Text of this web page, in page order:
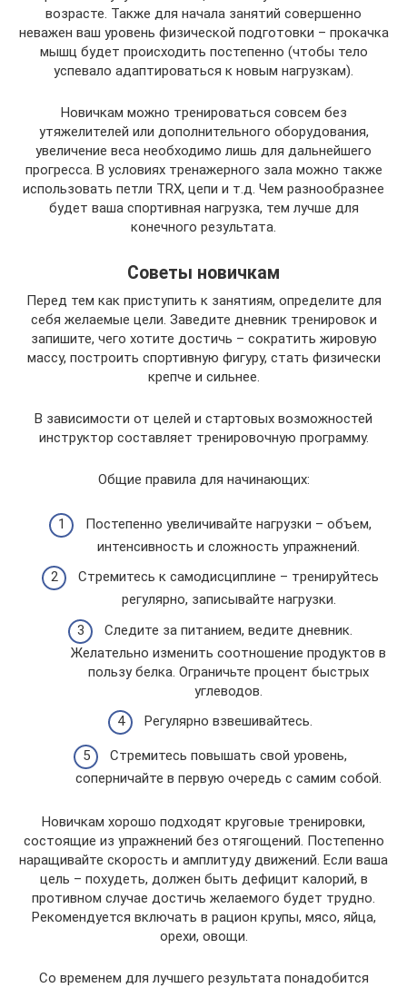
возрасте. Также для начала занятий совершенно
неважен ваш уровень физической подготовки – прокачка
мышц будет происходить постепенно (чтобы тело
успевало адаптироваться к новым нагрузкам).
Новичкам можно тренироваться совсем без
утяжелителей или дополнительного оборудования,
увеличение веса необходимо лишь для дальнейшего
прогресса. В условиях тренажерного зала можно также
использовать петли TRX, цепи и т.д. Чем разнообразнее
будет ваша спортивная нагрузка, тем лучше для
конечного результата.
Советы новичкам
Перед тем как приступить к занятиям, определите для
себя желаемые цели. Заведите дневник тренировок и
запишите, чего хотите достичь – сократить жировую
массу, построить спортивную фигуру, стать физически
крепче и сильнее.
В зависимости от целей и стартовых возможностей
инструктор составляет тренировочную программу.
Общие правила для начинающих:
Постепенно увеличивайте нагрузки – объем,
интенсивность и сложность упражнений.
Стремитесь к самодисциплине – тренируйтесь
регулярно, записывайте нагрузки.
Следите за питанием, ведите дневник.
Желательно изменить соотношение продуктов в
пользу белка. Ограничьте процент быстрых
углеводов.
Регулярно взвешивайтесь.
Стремитесь повышать свой уровень,
соперничайте в первую очередь с самим собой.
Новичкам хорошо подходят круговые тренировки,
состоящие из упражнений без отягощений. Постепенно
наращивайте скорость и амплитуду движений. Если ваша
цель – похудеть, должен быть дефицит калорий, в
противном случае достичь желаемого будет трудно.
Рекомендуется включать в рацион крупы, мясо, яйца,
орехи, овощи.
Со временем для лучшего результата понадобится